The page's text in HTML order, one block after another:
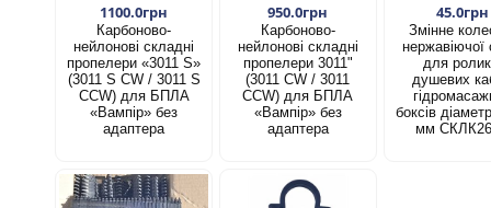
1100.0грн
Карбоново-
нейлонові складні
пропелери «3011 S»
(3011 S CW / 3011 S
CCW) для БПЛА
«Вампір» без
адаптера
950.0грн
Карбоново-
нейлонові складні
пропелери 3011"
(3011 CW / 3011
CCW) для БПЛА
«Вампір» без
адаптера
45.0грн
Змінне
нержавіючої
для
душевих
боксів
мм